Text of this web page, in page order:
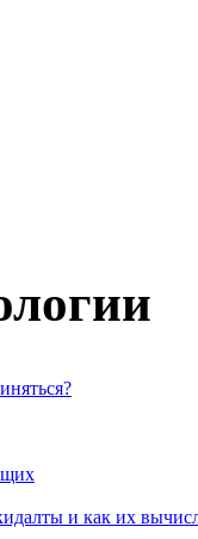
и как их